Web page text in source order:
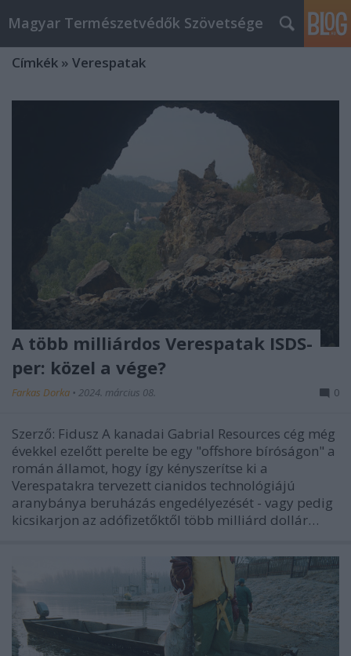
Magyar Természetvédők Szövetsége
Címkék » Verespatak
A több milliárdos Verespatak ISDS-
per: közel a vége?
Farkas Dorka • 2024. március 08. 0
Szerző: Fidusz A kanadai Gabrial Resources cég még
évekkel ezelőtt perelte be egy "offshore bíróságon" a
román államot, hogy így kényszerítse ki a
Verespatakra tervezett cianidos technológiájú
aranybánya beruházás engedélyezését - vagy pedig
kicsikarjon az adófizetőktől több milliárd dollár…